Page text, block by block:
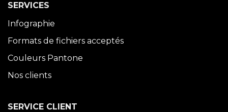
SERVICES
Infographie
Formats de fichiers acceptés
Couleurs Pantone
Nos clients
SERVICE CLIENT